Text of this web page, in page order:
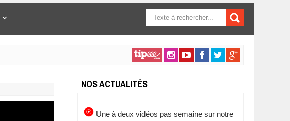
FORMULAIRE DE
RECHERCHE
NOS ACTUALITÉS
Une à deux vidéos pas semaine sur notre